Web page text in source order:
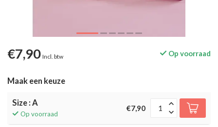
€7,90 Incl. btw Op voorraad
Maak een keuze
Size : A
Op voorraad
€7,90